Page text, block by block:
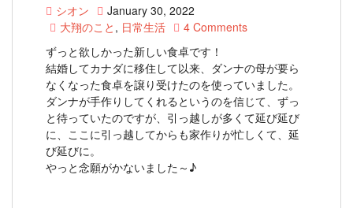
シオン
January 30, 2022
大翔のこと , 日常生活
4 Comments
ずっと欲しかった新しい食卓です！
結婚してカナダに移住して以来、ダンナの母が要ら
なくなった食卓を譲り受けたのを使っていました。
ダンナが手作りしてくれるというのを信じて、ずっ
と待っていたのですが、引っ越しが多くて延び延び
に、ここに引っ越してからも家作りが忙しくて、延
び延びに。
やっと念願がかないました～♪